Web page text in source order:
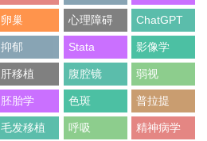
卵巢 心理障碍 ChatGPT
抑郁 Stata 影像学
肝移植 腹腔镜 弱视
胚胎学 色斑 普拉提
毛发移植 呼吸 精神病学